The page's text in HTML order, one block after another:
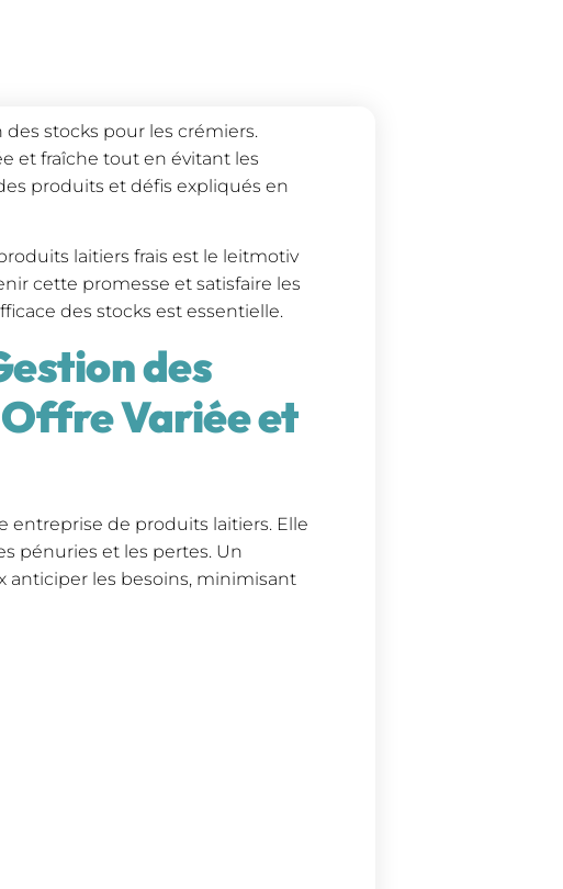
stocks pour les crémiers.
et fraîche tout en évitant les
produits et défis expliqués en
laitiers frais est le leitmotiv
cette promesse et satisfaire les
des stocks est essentielle.
des
Variée et
entreprise de produits laitiers. Elle
pénuries et les pertes. Un
anticiper les besoins, minimisant